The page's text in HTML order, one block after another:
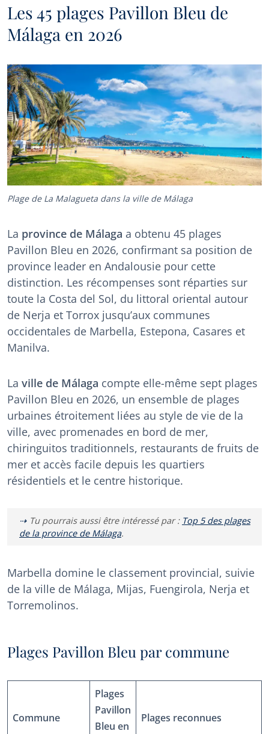
Les 45 plages Pavillon Bleu de
Málaga en 2026
Plage de La Malagueta dans la ville de Málaga
La province de Málaga a obtenu 45 plages
Pavillon Bleu en 2026, confirmant sa position de
province leader en Andalousie pour cette
distinction. Les récompenses sont réparties sur
toute la Costa del Sol, du littoral oriental autour
de Nerja et Torrox jusqu’aux communes
occidentales de Marbella, Estepona, Casares et
Manilva.
La ville de Málaga compte elle-même sept plages
Pavillon Bleu en 2026, un ensemble de plages
urbaines étroitement liées au style de vie de la
ville, avec promenades en bord de mer,
chiringuitos traditionnels, restaurants de fruits de
mer et accès facile depuis les quartiers
résidentiels et le centre historique.
Tu pourrais aussi être intéressé par : Top 5 des plages
de la province de Málaga.
Marbella domine le classement provincial, suivie
de la ville de Málaga, Mijas, Fuengirola, Nerja et
Torremolinos.
Plages Pavillon Bleu par commune
Commune
Plages
Pavillon
Bleu en
Plages reconnues